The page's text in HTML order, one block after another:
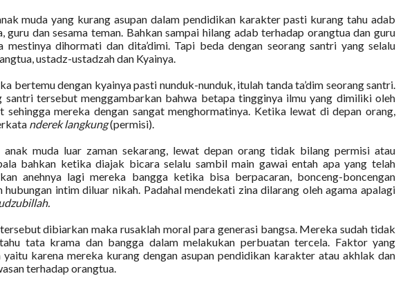
muda yang kurang asupan dalam pendidikan karakter pasti kurang tahu adab
guru dan sesama teman. Bahkan sampai hilang adab terhadap orangtua dan guru
mestinya dihormati dan dita’dimi. Tapi beda dengan seorang santri yang selalu
ustadz-ustadzah dan Kyainya.
bertemu dengan kyainya pasti nunduk-nunduk, itulah tanda ta’dim seorang santri.
santri tersebut menggambarkan bahwa betapa tingginya ilmu yang dimiliki oleh
sehingga mereka dengan sangat menghormatinya. Ketika lewat di depan orang,
nderek langkung(permisi).
anak muda luar zaman sekarang, lewat depan orang tidak bilang permisi atau
bahkan ketika diajak bicara selalu sambil main gawai entah apa yang telah
anehnya lagi mereka bangga ketika bisa berpacaran, bonceng-boncengan
hubungan intim diluar nikah. Padahal mendekati zina dilarang oleh agama apalagi
dibiarkan maka rusaklah moral para generasi bangsa. Mereka sudah tidak
tata krama dan bangga dalam melakukan perbuatan tercela. Faktor yang
yaitu karena mereka kurang dengan asupan pendidikan karakter atau akhlak dan
terhadap orangtua.